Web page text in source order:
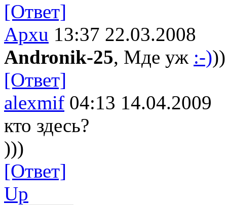
[Ответ]
Apxu 13:37 22.03.2008
Andronik-25, Мде уж :-)))
[Ответ]
alexmif 04:13 14.04.2009
кто здесь?
)))
[Ответ]
Up